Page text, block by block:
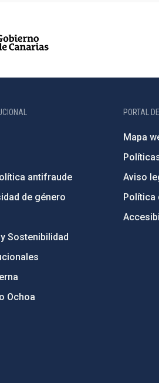
antifraude
de género
Sostenibilidad
Ochoa
PORTAL
Mapa
Aviso
Política